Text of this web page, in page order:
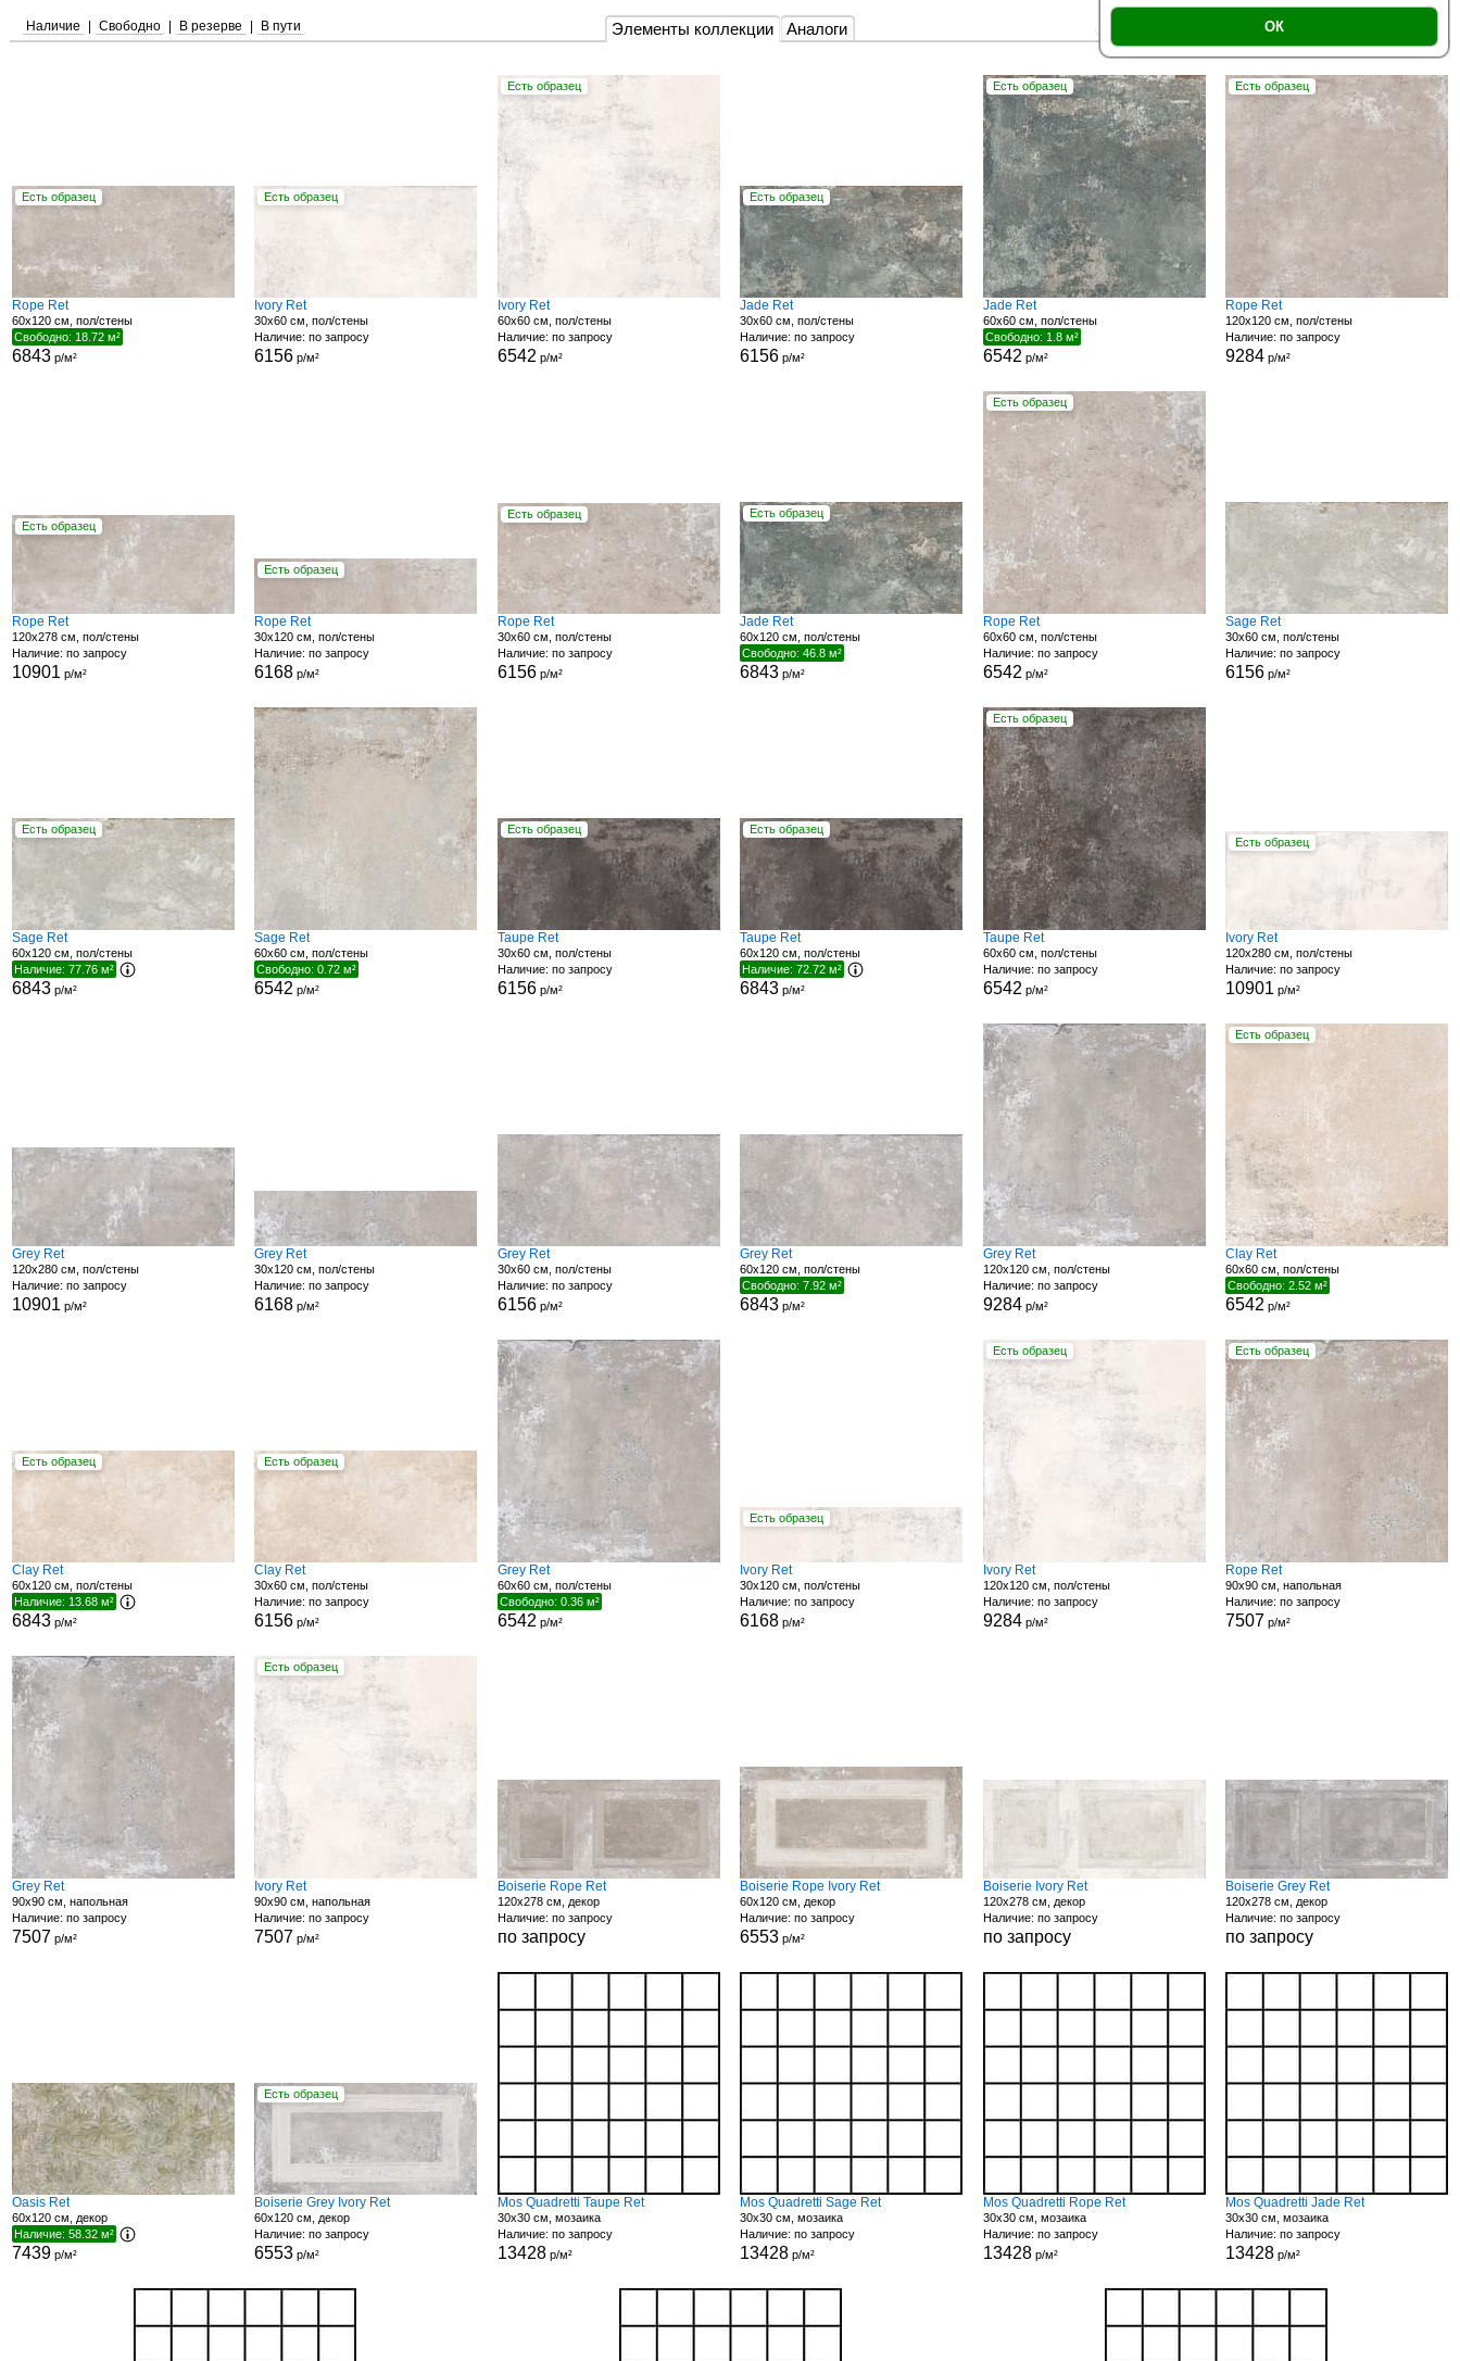
ОК
Элементы коллекции Аналоги
Наличие Свободно В резерве В пути Поверхность
Есть образец
Rope Ret
60x120 см, пол/стены
Свободно: 18.72 м²
6843р/м²
Есть образец
Ivory Ret
30x60 см, пол/стены
Наличие: по запросу
6156 р/м²
Есть образец
Ivory Ret
60x60 см, пол/стены
Наличие: по запросу
6542 р/м²
Есть образец
Jade Ret
30x60 см, пол/стены
Наличие: по запросу
6156 р/м²
Есть образец
Jade Ret
60x60 см, пол/стены
Свободно: 1.8 м²
6542 р/м²
Есть образец
Rope Ret
120x120 см, пол/стены
Наличие: по запросу
9284 р/м²
Есть образец
Rope Ret
120x278 см, пол/стены
Наличие: по запросу
10901 р/м²
Есть образец
Rope Ret
30x120 см, пол/стены
Наличие: по запросу
6168 р/м²
Есть образец
Rope Ret
30x60 см, пол/стены
Наличие: по запросу
6156р/м²
Есть образец
Jade Ret
60x120 см, пол/стены
Свободно: 46.8 м²
6843 р/м²
Есть образец
Rope Ret
60x60 см, пол/стены
Наличие: по запросу
6542 р/м²
Sage Ret
30x60 см, пол/стены
Наличие: по запросу
6156 р/м²
Есть образец
Sage Ret
60x120 см, пол/стены
Наличие: 77.76 м²
6843р/м²
Sage Ret
60x60 см, пол/стены
Свободно: 0.72 м²
6542 р/м²
Есть образец
Taupe Ret
30x60 см, пол/стены
Наличие: по запросу
6156р/м²
Есть образец
Taupe Ret
60x120 см, пол/стены
Наличие: 72.72 м²
6843 р/м²
Есть образец
Taupe Ret
60x60 см, пол/стены
Наличие: по запросу
6542 р/м²
Есть образец
Ivory Ret
120x280 см, пол/стены
Наличие: по запросу
10901 р/м²
Grey Ret
120x280 см, пол/стены
Наличие: по запросу
10901 р/м²
Grey Ret
30x120 см, пол/стены
Наличие: по запросу
6168 р/м²
Grey Ret
30x60 см, пол/стены
Наличие: по запросу
6156р/м²
Grey Ret
60x120 см, пол/стены
Свободно: 7.92 м²
6843 р/м²
Grey Ret
120x120 см, пол/стены
Наличие: по запросу
9284р/м²
Есть образец
Clay Ret
60x60 см, пол/стены
Свободно: 2.52 м²
6542 р/м²
Есть образец
Clay Ret
60x120 см, пол/стены
Наличие: 13.68 м²
6843р/м²
Есть образец
Clay Ret
30x60 см, пол/стены
Наличие: по запросу
6156 р/м²
Grey Ret
60x60 см, пол/стены
Свободно: 0.36 м²
6542 р/м²
Есть образец
Ivory Ret
30x120 см, пол/стены
Наличие: по запросу
6168 р/м²
Есть образец
Ivory Ret
120x120 см, пол/стены
Наличие: по запросу
9284р/м²
Есть образец
Rope Ret
90x90 см, напольная
Наличие: по запросу
7507 р/м²
Grey Ret
90x90 см, напольная
Наличие: по запросу
7507 р/м²
Есть образец
Ivory Ret
90x90 см, напольная
Наличие: по запросу
7507 р/м²
Boiserie Rope Ret
120x278 см, декор
Наличие: по запросу
по запросу
Boiserie Rope Ivory Ret
60x120 см, декор
Наличие: по запросу
6553 р/м²
Boiserie Ivory Ret
120x278 см, декор
Наличие: по запросу
по запросу
Boiserie Grey Ret
120x278 см, декор
Наличие: по запросу
по запросу
Oasis Ret
60x120 см, декор
Наличие: 58.32 м²
7439р/м²
Есть образец
Boiserie Grey Ivory Ret
60x120 см, декор
Наличие: по запросу
6553 р/м²
Mos Quadretti Taupe Ret
30x30 см, мозаика
Наличие: по запросу
13428р/м²
Mos Quadretti Sage Ret
30x30 см, мозаика
Наличие: по запросу
13428 р/м²
Mos Quadretti Rope Ret
30x30 см, мозаика
Наличие: по запросу
13428р/м²
Mos Quadretti Jade Ret
30x30 см, мозаика
Наличие: по запросу
13428 р/м²